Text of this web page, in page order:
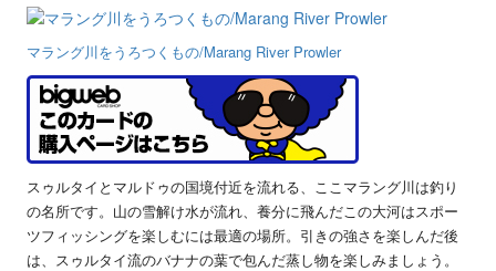
マラング川をうろつくもの/Marang River Prowler
スゥルタイとマルドゥの国境付近を流れる、ここマラング川は釣り
の名所です。山の雪解け水が流れ、養分に飛んだこの大河はスポー
ツフィッシングを楽しむには最適の場所。引きの強さを楽しんだ後
は、スゥルタイ流のバナナの葉で包んだ蒸し物を楽しみましょう。